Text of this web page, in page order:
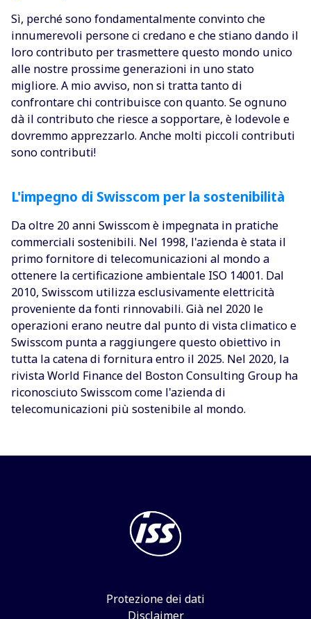
Sì, perché sono fondamentalmente convinto che
innumerevoli persone ci credano e che stiano dando il
loro contributo per trasmettere questo mondo unico
alle nostre prossime generazioni in uno stato
migliore. A mio avviso, non si tratta tanto di
confrontare chi contribuisce con quanto. Se ognuno
dà il contributo che riesce a sopportare, è lodevole e
dovremmo apprezzarlo. Anche molti piccoli contributi
sono contributi!
L'impegno di Swisscom per la sostenibilità
Da oltre 20 anni Swisscom è impegnata in pratiche
commerciali sostenibili. Nel 1998, l'azienda è stata il
primo fornitore di telecomunicazioni al mondo a
ottenere la certificazione ambientale ISO 14001. Dal
2010, Swisscom utilizza esclusivamente elettricità
proveniente da fonti rinnovabili. Già nel 2020 le
operazioni erano neutre dal punto di vista climatico e
Swisscom punta a raggiungere questo obiettivo in
tutta la catena di fornitura entro il 2025. Nel 2020, la
rivista World Finance del Boston Consulting Group ha
riconosciuto Swisscom come l'azienda di
telecomunicazioni più sostenibile al mondo.
Protezione dei dati
Disclaimer